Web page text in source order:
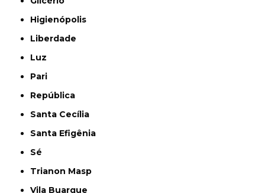
Higienópolis
Liberdade
Luz
Pari
República
Santa Cecília
Santa Efigênia
Sé
Trianon Masp
Vila Buarque